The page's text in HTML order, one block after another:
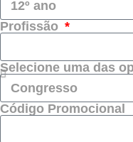
Profissão
Selecione uma das
Código Promocional